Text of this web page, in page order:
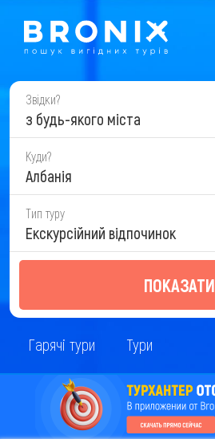
Звідки?
з будь-якого міста
Куди?
Албанія
Тип туру
Екскурсійний відпочинок
ПОКАЗАТИ
Гарячі тури Тури